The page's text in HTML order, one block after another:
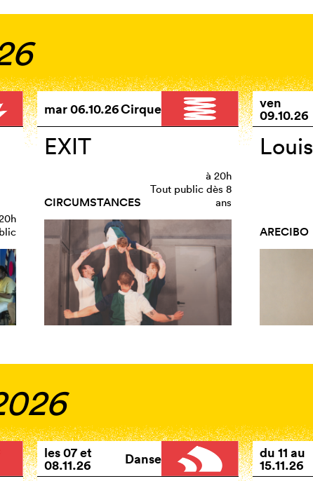
mar06.10.26Cirque
EXIT
CIRCUMSTANCES
à 20h
Tout public dès 8
ans
ven
09.10.26
ARECIBO
les07et
08.11.26 Danse du 11 au
15.11.26